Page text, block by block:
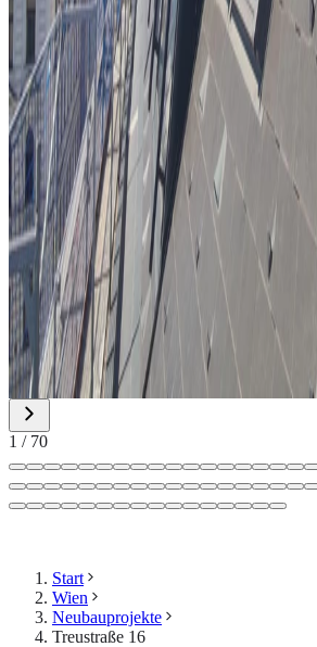
1 / 70
Start
Wien
Neubauprojekte
Treustraße 16